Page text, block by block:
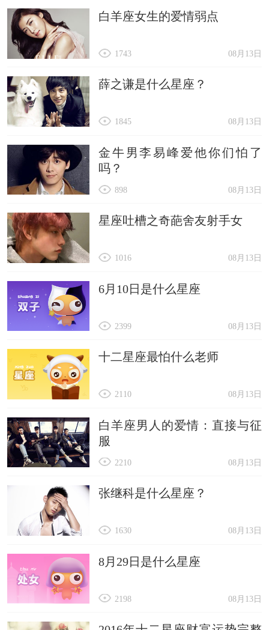
白羊座女生的爱情弱点
08月13日
1743
薛之谦是什么星座？
08月13日
1845
金牛男李易峰爱他你们怕了
吗？
08月13日
898
星座吐槽之奇葩舍友射手女
08月13日
1016
6月10日是什么星座
08月13日
2399
十二星座最怕什么老师
08月13日
2110
白羊座男人的爱情：直接与征
服
08月13日
2210
张继科是什么星座？
08月13日
1630
8月29日是什么星座
08月13日
2198